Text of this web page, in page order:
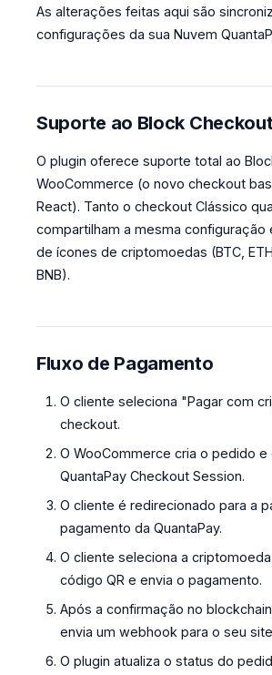
As alterações feitas aqui são
configurações da sua Nuvem
Suporte ao Block
O plugin oferece suporte total ao
WooCommerce (o novo checkout
React). Tanto o checkout Clássico
compartilham a mesma configuração
de ícones de criptomoedas (BTC,
BNB).
Fluxo de Pagamento
O cliente seleciona "Pagar com
checkout.
O WooCommerce cria o pedido e
QuantaPay Checkout Session.
O cliente é redirecionado para a
pagamento da QuantaPay.
O cliente seleciona a
código QR e envia o pagamento.
Após a confirmação no
envia um webhook para o seu
O plugin atualiza o status do